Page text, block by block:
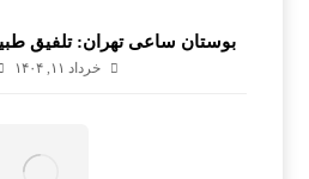
بوستان ساعی تهران: تلفیق
خرداد ۱۱, ۱۴۰۴